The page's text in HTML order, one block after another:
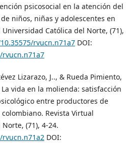
psicosocial en la atención del
niños, niñas y adolescentes en
Católica del Norte, (71),
rvucn.n71a7DOI:
Lizarazo, J.., & Rueda Pimiento,
vida en la molienda: satisfacción
entre productores de
Revista Virtual
(71), 4-24.
DOI: